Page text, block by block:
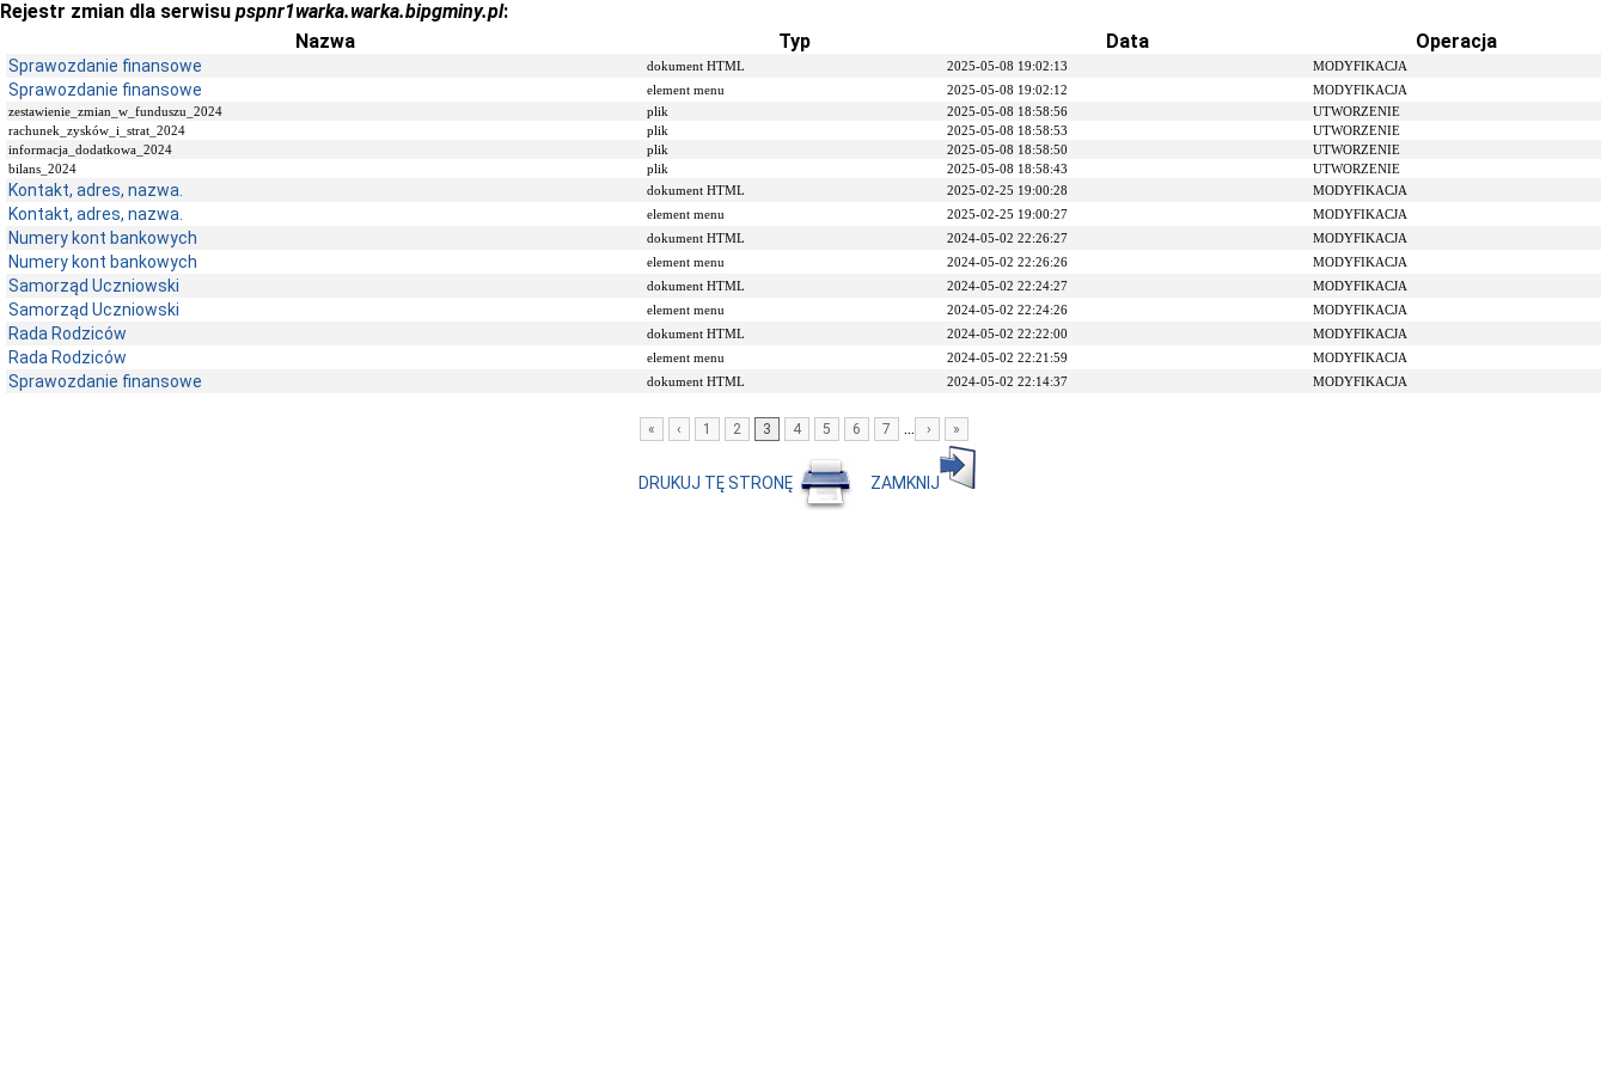
Rejestr zmian dla serwisu pspnr1warka.warka.bipgminy.pl:
Nazwa
Typ Data Operacja
Sprawozdanie finansowe dokument HTML 2025-05-08 19:02:13 MODYFIKACJA
Sprawozdanie finansowe element menu 2025-05-08 19:02:12
MODYFIKACJA
zestawienie_zmian_w_funduszu_2024
plik 2025-05-08 18:58:56
UTWORZENIE
rachunek_zysków_i_strat_2024
plik 2025-05-08 18:58:53
UTWORZENIE
informacja_dodatkowa_2024
plik 2025-05-08 18:58:50
UTWORZENIE
bilans_2024
plik 2025-05-08 18:58:43 UTWORZENIE
Kontakt, adres, nazwa. dokument HTML 2025-02-25 19:00:28 MODYFIKACJA
Kontakt, adres, nazwa. element menu 2025-02-25 19:00:27 MODYFIKACJA
Numery kont bankowych dokument HTML 2024-05-02 22:26:27 MODYFIKACJA
Numery kont bankowych element menu 2024-05-02 22:26:26 MODYFIKACJA
Samorząd Uczniowski dokument HTML 2024-05-02 22:24:27 MODYFIKACJA
Samorząd Uczniowski element menu 2024-05-02 22:24:26 MODYFIKACJA
Rada Rodziców dokument HTML 2024-05-02 22:22:00 MODYFIKACJA
Rada Rodziców element menu 2024-05-02 22:21:59 MODYFIKACJA
Sprawozdanie finansowe dokument HTML 2024-05-02 22:14:37 MODYFIKACJA
« ‹ 1 2 3 4 5 6 7 ... › »
DRUKUJ TĘ STRONĘ ZAMKNIJ